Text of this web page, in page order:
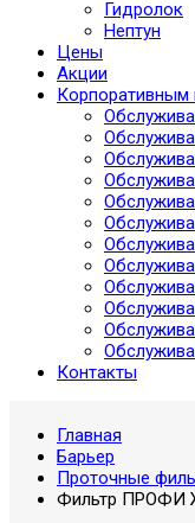
Гидролок
Нептун
Цены
Акции
Корпоративным
Контакты
Главная
Барьер
Проточные
Фильтр ПРОФИ